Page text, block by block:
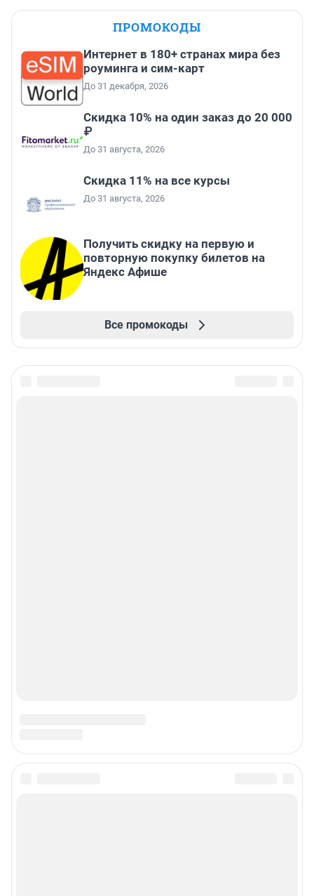
ПРОМОКОДЫ
Интернет в 180+ странах мира без
роуминга и сим-карт
До 31 декабря, 2026
Скидка 10% на один заказ до 20 000
₽
До 31 августа, 2026
Скидка 11% на все курсы
До 31 августа, 2026
Получить скидку на первую и
повторную покупку билетов на
Яндекс Афише
Все промокоды